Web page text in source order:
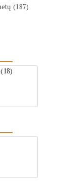
(187)